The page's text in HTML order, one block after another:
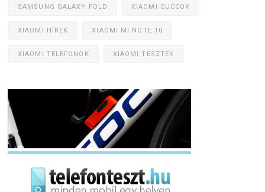
SAMSUNG GALAXY FOLD XIAOMI CUCCOK
XIAOMI HÍREK XIAOMI MI NOTE 10
XIAOMI TELEFONOK XIAOMI TESZTEK